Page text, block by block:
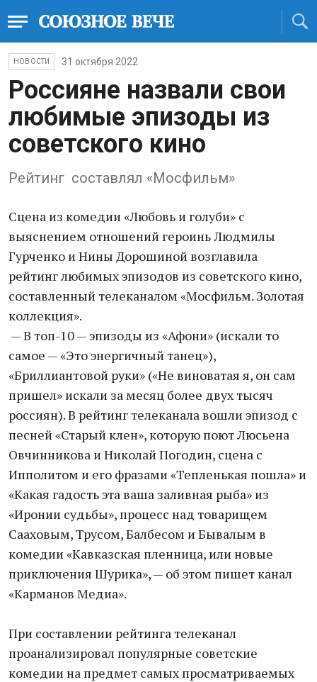
НОВОСТИ 31 октября 2022
Россияне назвали свои
любимые эпизоды из
советского кино
Рейтинг составлял «Мосфильм»
Сцена из комедии «Любовь и голуби» с
выяснением отношений героинь Людмилы
Гурченко и Нины Дорошиной возглавила
рейтинг любимых эпизодов из советского кино,
составленный телеканалом «Мосфильм. Золотая
коллекция».
— В топ-10 — эпизоды из «Афони» (искали то
самое — «Это энергичный танец»),
«Бриллиантовой руки» («Не виноватая я, он сам
пришел» искали за месяц более двух тысяч
россиян). В рейтинг телеканала вошли эпизод с
песней «Старый клен», которую поют Люсьена
Овчинникова и Николай Погодин, сцена с
Ипполитом и его фразами «Тепленькая пошла» и
«Какая гадость эта ваша заливная рыба» из
«Иронии судьбы», процесс над товарищем
Сааховым, Трусом, Балбесом и Бывалым в
комедии «Кавказская пленница, или новые
приключения Шурика», — об этом пишет канал
«Карманов Медиа».
При составлении рейтинга телеканал
проанализировал популярные советские
комедии на предмет самых просматриваемых